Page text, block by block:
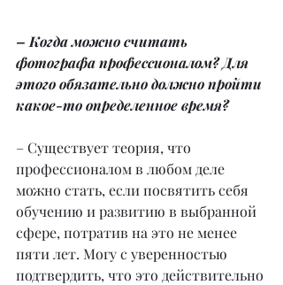
– Когда можно считать
фотографа профессионалом? Для
этого обязательно должно пройти
какое-то определенное время?
– Существует теория, что
профессионалом в любом деле
можно стать, если посвятить себя
обучению и развитию в выбранной
сфере, потратив на это не менее
пяти лет. Могу с уверенностью
подтвердить, что это действительно